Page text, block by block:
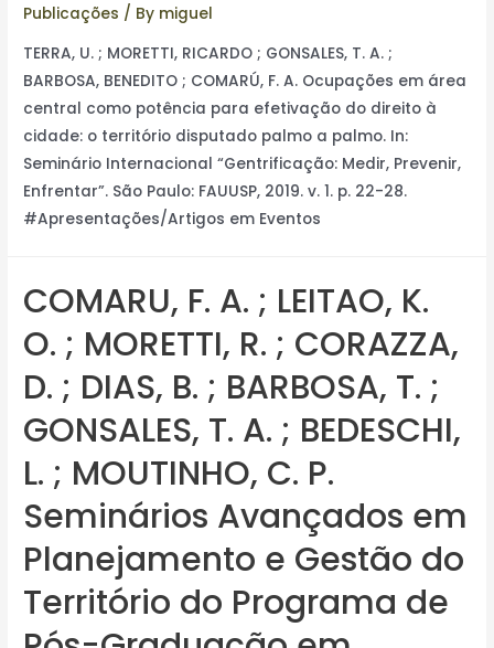
Publicações / By miguel
TERRA, U. ; MORETTI, RICARDO ; GONSALES, T. A. ;
BARBOSA, BENEDITO ; COMARÚ, F. A. Ocupações em área
central como potência para efetivação do direito à
cidade: o território disputado palmo a palmo. In:
Seminário Internacional “Gentrificação: Medir, Prevenir,
Enfrentar”. São Paulo: FAUUSP, 2019. v. 1. p. 22-28.
#Apresentações/Artigos em Eventos
COMARU, F. A. ; LEITAO, K.
O. ; MORETTI, R. ; CORAZZA,
D. ; DIAS, B. ; BARBOSA, T. ;
GONSALES, T. A. ; BEDESCHI,
L. ; MOUTINHO, C. P.
Seminários Avançados em
Planejamento e Gestão do
Território do Programa de